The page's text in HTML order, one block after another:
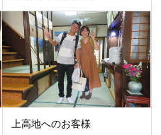
上高地へのお客様